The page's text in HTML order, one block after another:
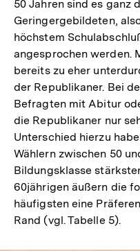
50 Jahren sind es ganz
Geringergebildeten,
höchstem
angesprochen werden.
bereits zu eher
der Republikaner. Bei
Befragten mit Abitur
die Republikaner nur
Unterschied hierzu
Wählern zwischen 50
Bildungsklasse
60jährigen äußern die
häufigsten eine
Rand (vgl. Tabelle 5).